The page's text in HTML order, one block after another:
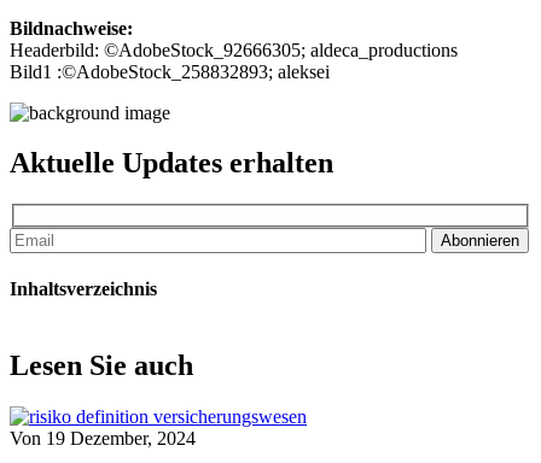
Bildnachweise:
Headerbild: ©AdobeStock_92666305; aldeca_productions
Bild1 :©AdobeStock_258832893; aleksei
Aktuelle Updates erhalten
Abonnieren
Inhaltsverzeichnis
Lesen Sie auch
Von 19 Dezember, 2024